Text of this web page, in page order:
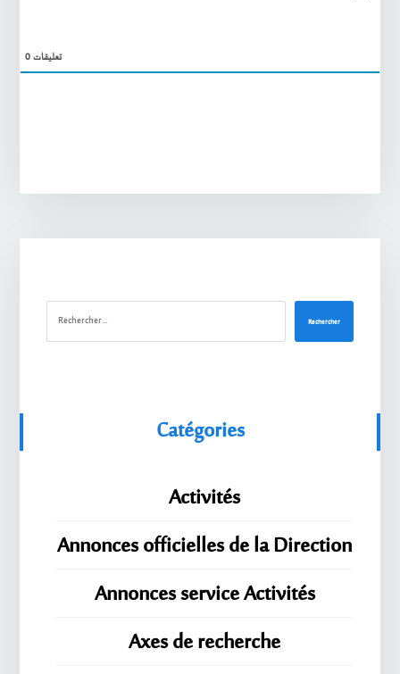
0تعليقات
Rechercher
Catégories
Activités
Annonces officielles de la Direction
Annonces service Activités
Axes de recherche